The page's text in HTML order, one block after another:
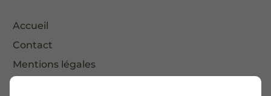
Accueil
Contact
Mentions légales